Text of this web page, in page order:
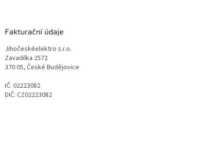
Fakturační údaje
Jihočeskéelektro s.r.o.
Zavadilka 2572
370 05, České Budějovice
IČ: 02223082
DIČ: CZ02223082